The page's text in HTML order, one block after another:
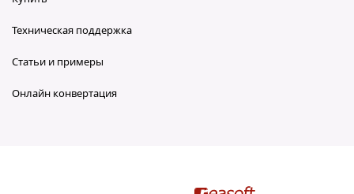
Техническая поддержка
Статьи и примеры
Онлайн конвертация